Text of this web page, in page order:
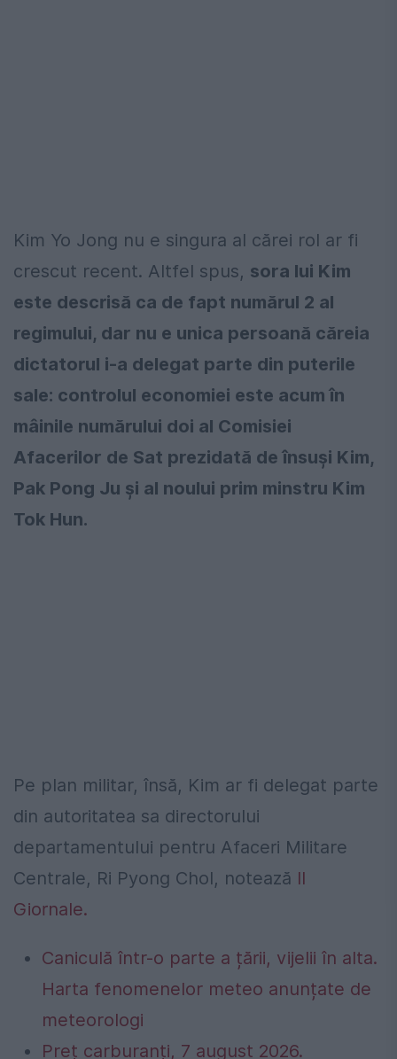
Kim Yo Jong nu e singura al cărei rol ar fi
crescut recent. Altfel spus, sora lui Kim
este descrisă ca de fapt numărul 2 al
regimului, dar nu e unica persoană căreia
dictatorul i-a delegat parte din puterile
sale: controlul economiei este acum în
mâinile numărului doi al Comisiei
Afacerilor de Sat prezidată de însuşi Kim,
Pak Pong Ju şi al noului prim minstru Kim
Tok Hun.
Pe plan militar, însă, Kim ar fi delegat parte
din autoritatea sa directorului
departamentului pentru Afaceri Militare
Centrale, Ri Pyong Chol, notează Il
Giornale.
Caniculă într-o parte a țării, vijelii în alta.
Harta fenomenelor meteo anunțate de
meteorologi
Preț carburanți, 7 august 2026.